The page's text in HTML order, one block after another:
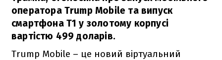
оператора Trump Mobile та випуск
смартфона T1 у золотому корпусі
вартістю 499 доларів.
Trump Mobile – це новий віртуальний